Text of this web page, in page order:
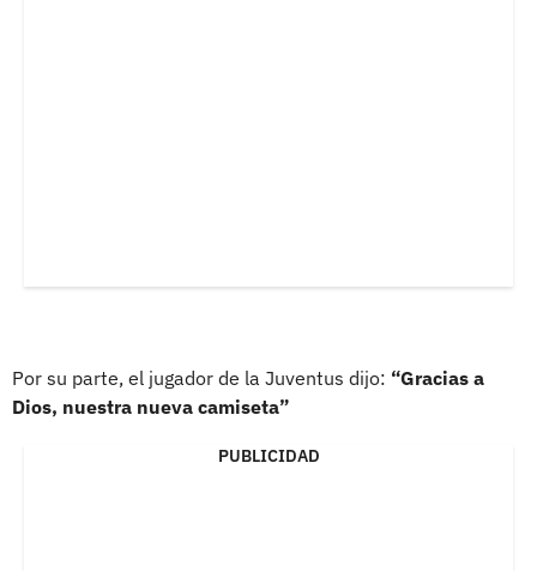
Por su parte, el jugador de la Juventus dijo: “Gracias a
Dios, nuestra nueva camiseta”
PUBLICIDAD